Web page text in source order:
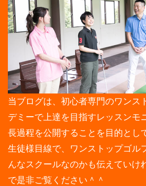
当ブログは、初心者専門のワンス
デミーで上達を目指すレッスンモ
長過程を公開することを目的とし
生徒様目線で、ワンストップゴル
んなスクールなのかも伝えていけ
で是非ご覧ください＾＾